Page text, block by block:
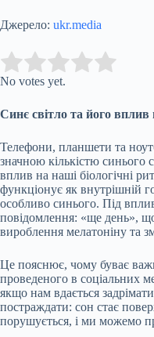
Джерело: ukr.media
Rate this item:
No votes yet.
Синє світло та його вплив
Телефони, планшети та
значною кількістю синього
вплив на наші біологічні
функціонує як внутрішній
особливо синього. Під
повідомлення: «ще день»,
вироблення мелатоніну та
Це пояснює, чому буває
проведеного в соціальних
якщо нам вдається
постраждати: сон стає
порушується, і ми можемо